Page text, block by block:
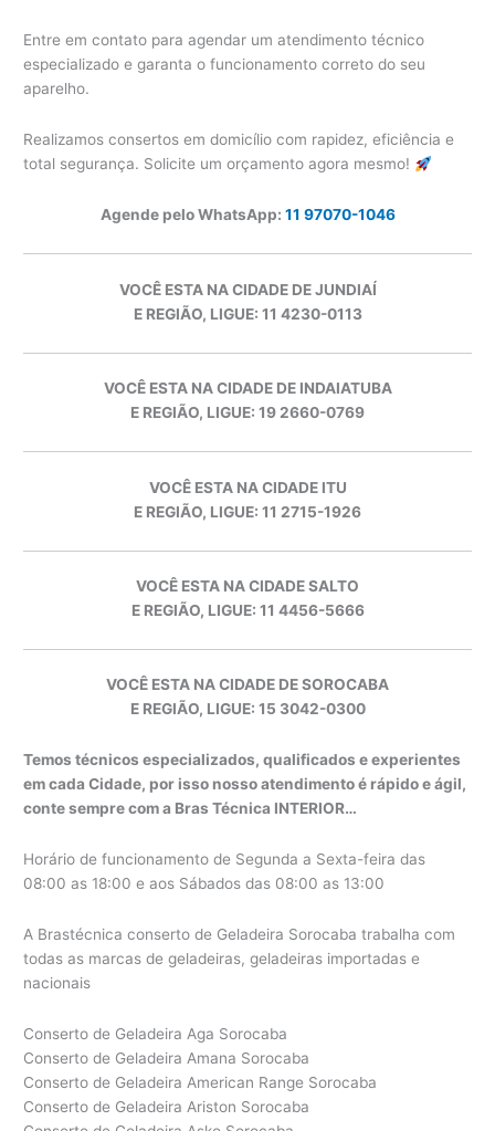
Entre em contato para agendar um atendimento técnico
especializado e garanta o funcionamento correto do seu
aparelho.
Realizamos consertos em domicílio com rapidez, eficiência e
total segurança. Solicite um orçamento agora mesmo!
Agende pelo WhatsApp: 11 97070-1046
VOCÊ ESTA NA CIDADE DE JUNDIAÍ
E REGIÃO, LIGUE: 11 4230-0113
VOCÊ ESTA NA CIDADE DE INDAIATUBA
E REGIÃO, LIGUE: 19 2660-0769
VOCÊ ESTA NA CIDADE ITU
E REGIÃO, LIGUE: 11 2715-1926
VOCÊ ESTA NA CIDADE SALTO
E REGIÃO, LIGUE: 11 4456-5666
VOCÊ ESTA NA CIDADE DE SOROCABA
E REGIÃO, LIGUE: 15 3042-0300
Temos técnicos especializados, qualificados e experientes
em cada Cidade, por isso nosso atendimento é rápido e ágil,
conte sempre com a Bras Técnica INTERIOR…
Horário de funcionamento de Segunda a Sexta-feira das
08:00 as 18:00 e aos Sábados das 08:00 as 13:00
A Brastécnica conserto de Geladeira Sorocaba trabalha com
todas as marcas de geladeiras, geladeiras importadas e
nacionais
Conserto de Geladeira Aga Sorocaba
Conserto de Geladeira Amana Sorocaba
Conserto de Geladeira American Range Sorocaba
Conserto de Geladeira Ariston Sorocaba